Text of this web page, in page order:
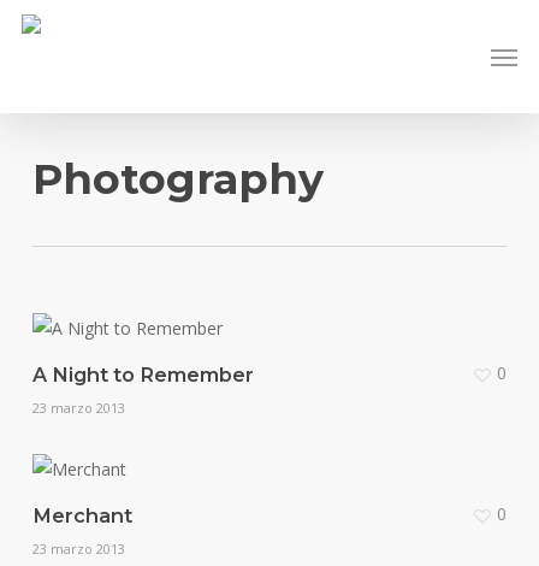
Skip
content
Photography
A Night to Remember
23 marzo 2013
0
Merchant
23 marzo 2013
0